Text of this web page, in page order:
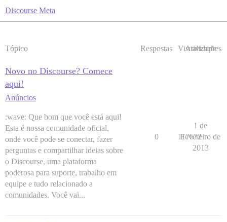
Discourse Meta
Tópico Respostas Visualizações
Atividade
Novo no Discourse? Comece
aqui!
Anúncios
:wave: Que bom que você está aqui!
Esta é nossa comunidade oficial,
onde você pode se conectar, fazer
perguntas e compartilhar ideias sobre
o Discourse, uma plataforma
poderosa para suporte, trabalho em
equipe e tudo relacionado a
comunidades. Você vai...
0 117672
1 de
Fevereiro de
2013